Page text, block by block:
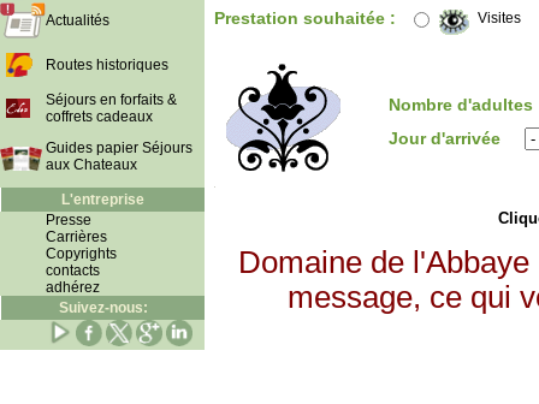
Actualités
Routes historiques
Séjours en forfaits &
coffrets cadeaux
Guides papier Séjours
aux Chateaux
L'entreprise
Presse
Carrières
Copyrights
contacts
adhérez
Suivez-nous:
Prestation souhaitée : Visites
Nombre
Jour d'arrivée
Domaine de
message, ce qui